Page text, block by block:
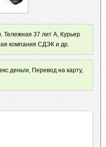
Тележная 37 лит А, Курьер
компания СДЭК и др.
деньги, Перевод на карту,